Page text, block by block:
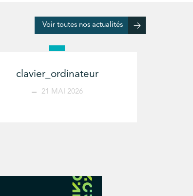
Voir toutes nos actualités
clavier_ordinateur
21 MAI 2026